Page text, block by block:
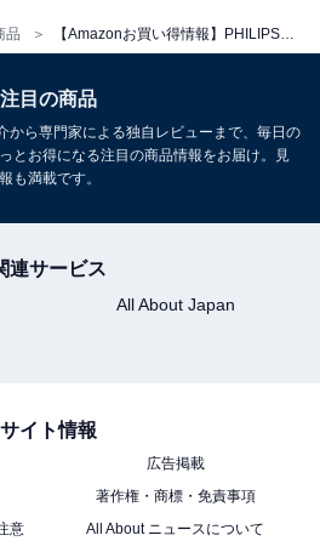
品
タブレット 2.5K 8.8インチ IPS
ROM+1TB拡張 4G LTE
ト WidevineL1 6300mAhバッテリ
顔認証 13MP/5MPカメラ
11」
イ PCモニター (23.8イン
注目の商品
から専門家による独自レビューまで、毎日の
とお得になる注目の商品情報をお届け。見
も満載です。
連サービス
All About Japan
サイト情報
広告掲載
著作権・商標・免責事項
意
All About ニュースについて